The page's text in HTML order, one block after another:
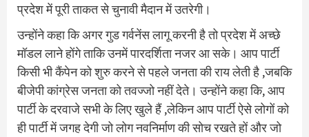
प्रदेश में पूरी ताकत से चुनावी मैदान में उतरेगी।
उन्होंने कहा कि अगर गुड गर्वनेंस लागू करनी है तो प्रदेश में अच्छे
मॉडल लाने होंगे ताकि उनमें पारदर्शिता नजर आ सके। आप पार्टी
किसी भी कैंपेन को शुरु करने से पहले जनता की राय लेती है ,जबकि
बीजेपी कांग्रेस जनता को तवज्जो नहीं देते। उन्होंने कहा कि, आप
पार्टी के दरवाजे सभी के लिए खुले हैं ,लेकिन आप पार्टी ऐसे लोगों को
ही पार्टी में जगह देगी जो लोग नवनिर्माण की सोच रखते हों और जो